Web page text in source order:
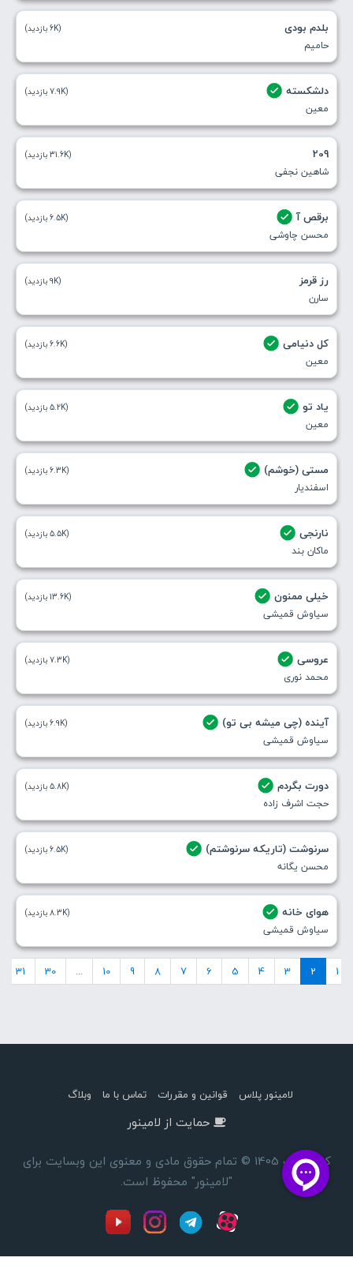
بلدم بودی
حامیم
(6K بازدید)
دلشکسته
معین
(7.9K بازدید)
209
شاهین نجفی
(31.6K بازدید)
برقص آ
محسن چاوشی
(6.5K بازدید)
رز قرمز
سارن
(9K بازدید)
کل دنیامی
معین
(6.6K بازدید)
یاد تو
معین
(5.2K بازدید)
مستی (خوشم)
اسفندیار
(6.3K بازدید)
نارنجی
ماکان بند
(5.5K بازدید)
خیلی ممنون
سیاوش قمیشی
(13.6K بازدید)
عروسی
محمد نوری
(7.3K بازدید)
آینده (چی میشه بی تو)
سیاوش قمیشی
(6.9K بازدید)
دورت بگردم
حجت اشرف زاده
(5.8K بازدید)
سرنوشت (تاریکه سرنوشتم)
محسن یگانه
(6.5K بازدید)
هوای خانه
سیاوش قمیشی
(8.3K بازدید)
1
2
3
4
5
6
7
8
9
10
...
30
31
لامینور پلاس قوانین و مقررات تماس با ما وبلاگ
حمایت از لامینور
کپی رایت 1405 © تمام حقوق مادی و معنوی این وبسایت برای
"لامینور" محفوظ است.